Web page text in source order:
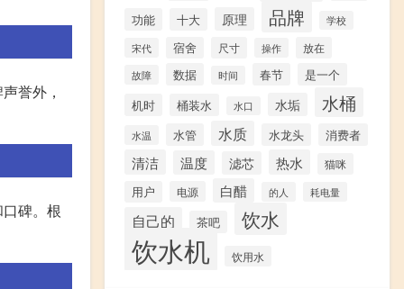
誉外，
碑。根
功能
十大 原理 品牌 学校
宋代 宿舍 尺寸 操作 放在
故障 数据 时间 春节
是一个
机时
桶装水 水口 水垢 水桶
水温 水管 水质 水龙头 消费者
清洁 温度 滤芯 热水
猫咪
用户
电源 白醋 的人 耗电量
自己的 茶吧 饮水
饮水机 饮用水